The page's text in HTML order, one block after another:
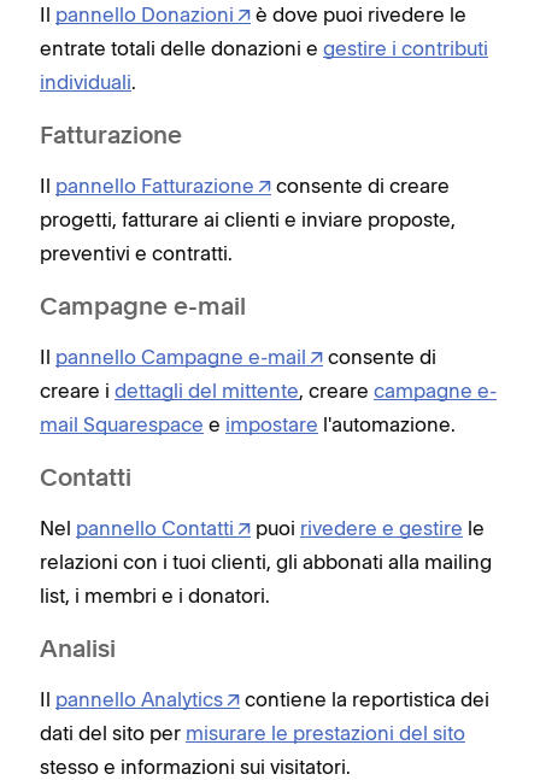
Il pannello Donazioni
è dove puoi rivedere le
entrate totali delle donazioni e gestire i contributi
individuali.
Fatturazione
Il pannello Fatturazione
consente di creare
progetti, fatturare ai clienti e inviare proposte,
preventivi e contratti.
Campagne e-mail
Il pannello Campagne e-mail
consente di
creare i dettagli del mittente, creare campagne e-
mail Squarespace e impostare l'automazione.
Contatti
Nel pannello Contatti puoi rivedere e gestire le
relazioni con i tuoi clienti, gli abbonati alla mailing
list, i membri e i donatori.
Analisi
Il pannello Analytics
contiene la reportistica dei
dati del sito per misurare le prestazioni del sito
stesso e informazioni sui visitatori.